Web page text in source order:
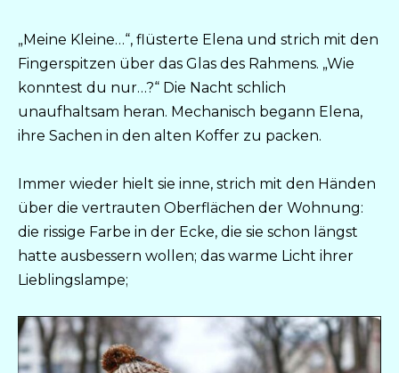
„Meine Kleine…“, flüsterte Elena und strich mit den
Fingerspitzen über das Glas des Rahmens. „Wie
konntest du nur…?“ Die Nacht schlich
unaufhaltsam heran. Mechanisch begann Elena,
ihre Sachen in den alten Koffer zu packen.
Immer wieder hielt sie inne, strich mit den Händen
über die vertrauten Oberflächen der Wohnung:
die rissige Farbe in der Ecke, die sie schon längst
hatte ausbessern wollen; das warme Licht ihrer
Lieblingslampe;